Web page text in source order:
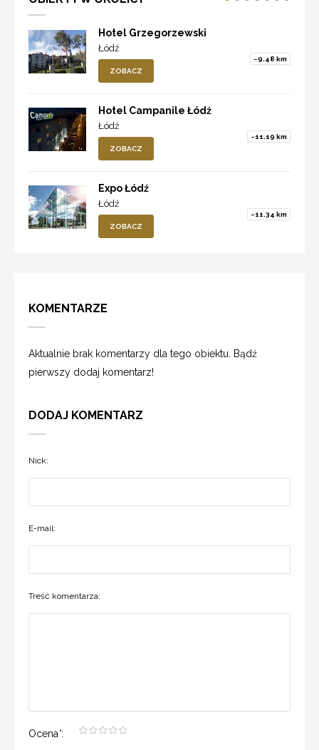
Hotel Grzegorzewski
Łódź
~9.48 km
ZOBACZ
Hotel Campanile Łódź
Łódź
~11.19 km
ZOBACZ
Expo Łódź
Łódź
~11.34 km
ZOBACZ
KOMENTARZE
Aktualnie brak komentarzy dla tego obiektu. Bądź
pierwszy dodaj komentarz!
DODAJ KOMENTARZ
Nick:
E-mail:
Treść komentarza:
Ocena*: